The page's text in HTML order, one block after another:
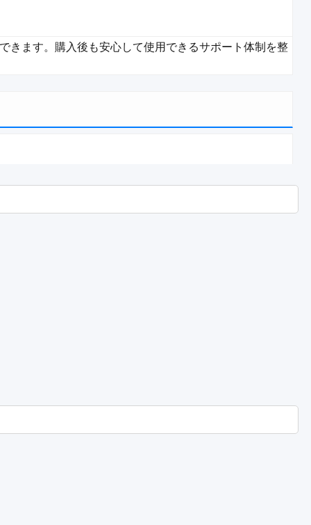
きます。購入後も安心して使用できるサポート体制を整